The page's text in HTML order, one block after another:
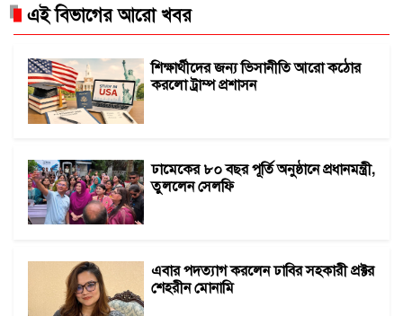
এই বিভাগের আরো খবর
শিক্ষার্থীদের জন্য ভিসানীতি আরো কঠোর
করলো ট্রাম্প প্রশাসন
ঢামেকের ৮০ বছর পূর্তি অনুষ্ঠানে প্রধানমন্ত্রী,
তুললেন সেলফি
এবার পদত্যাগ করলেন ঢাবির সহকারী প্রক্টর
শেহরীন মোনামি